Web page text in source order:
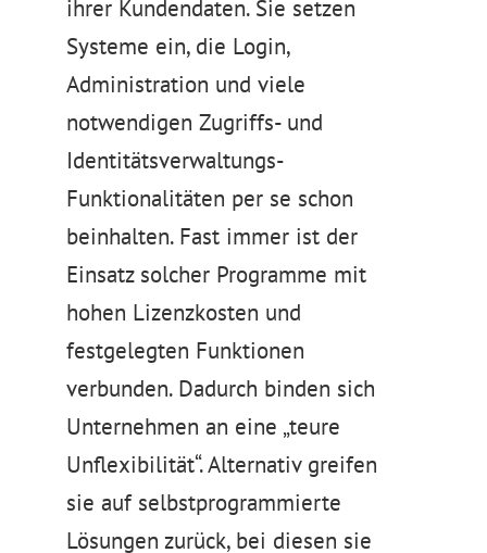
ihrer Kundendaten. Sie setzen
Systeme ein, die Login,
Administration und viele
notwendigen Zugriffs- und
Identitätsverwaltungs-
Funktionalitäten per se schon
beinhalten. Fast immer ist der
Einsatz solcher Programme mit
hohen Lizenzkosten und
festgelegten Funktionen
verbunden. Dadurch binden sich
Unternehmen an eine „teure
Unflexibilität“. Alternativ greifen
sie auf selbstprogrammierte
Lösungen zurück, bei diesen sie